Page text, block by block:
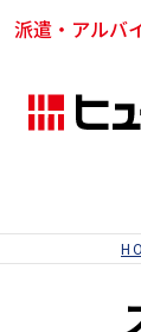
派遣・アルバ